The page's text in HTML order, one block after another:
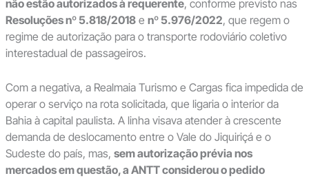
não estão autorizados à requerente, conforme previsto nas
Resoluções nº 5.818/2018e nº 5.976/2022, que regem o
regime de autorização para o transporte rodoviário coletivo
interestadual de passageiros.
Com a negativa, a Realmaia Turismo e Cargas fica impedida de
operar o serviço na rota solicitada, que ligaria o interior da
Bahia à capital paulista. A linha visava atender à crescente
demanda de deslocamento entre o Vale do Jiquiriçá e o
Sudeste do país, mas, sem autorização prévia nos
mercados em questão, a ANTT considerou o pedido